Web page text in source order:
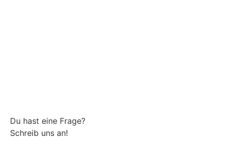
Du hast eine Frage?
Schreib uns an!